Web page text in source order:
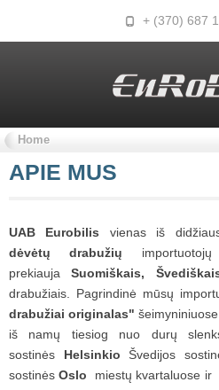
+ (370) 687
Home
APIE MUS
UAB Eurobilis vienas iš
dėvėtų drabužių
prekiaujaSuomiškais,
drabužiais. Pagrindinė mūsų
drabužiai originalas"
iš namų tiesiog nuo durų
sostinės Helsinkio Švedijos
sostinėsOslo miestų kvartaluose